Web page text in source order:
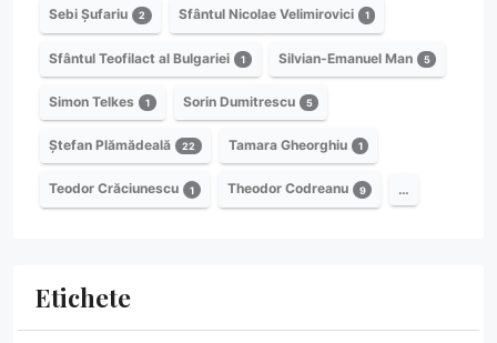
Sebi Șufariu 2 Sfântul Nicolae Velimirovici 1
Sfântul Teofilact al Bulgariei 1 Silvian-Emanuel Man 5
Simon Telkes 1 Sorin Dumitrescu 5
Ștefan Plămădeală 22 Tamara Gheorghiu 1
Teodor Crăciunescu 1 Theodor Codreanu 9 …
Etichete